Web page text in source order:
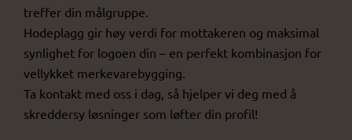
treffer din målgruppe.
Hodeplagg gir høy verdi for mottakeren og maksimal
synlighet for logoen din – en perfekt kombinasjon for
vellykket merkevarebygging.
Ta kontakt med oss i dag, så hjelper vi deg med å
skreddersy løsninger som løfter din profil!